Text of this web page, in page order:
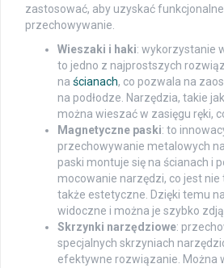
zastosować, aby uzyskać
przechowywanie.
Wieszaki i haki: wykorzystanie
to jedno z najprostszych
na ścianach, co pozwala na
na podłodze. Narzędzia, takie
można wieszać w zasięgu ręki,
Magnetyczne paski: to
przechowywanie metalowych
paski montuje się na ścianach i
mocowanie narzędzi, co jest
także estetyczne. Dzięki temu
widoczne i można je szybko
Skrzynki narzędziowe:
specjalnych skrzyniach
efektywne rozwiązanie. Można